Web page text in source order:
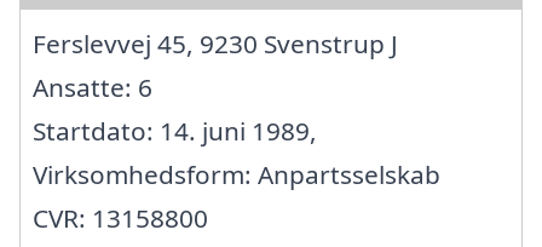
Ferslevvej 45, 9230 Svenstrup J
Ansatte: 6
Startdato: 14. juni 1989,
Virksomhedsform: Anpartsselskab
CVR: 13158800